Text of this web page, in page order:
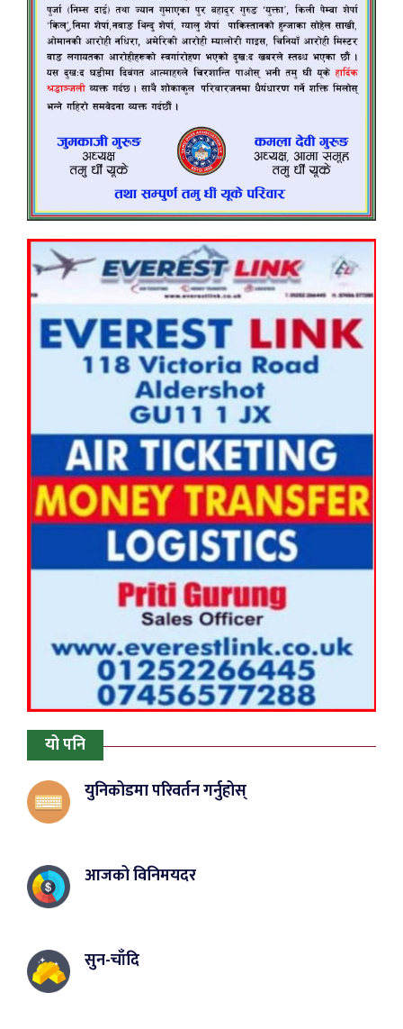
यो पनि
युनिकोडमा परिवर्तन गर्नुहोस्
आजको विनिमयदर
सुन-चाँदि